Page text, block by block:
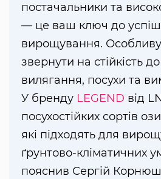
постачальники та
— це ваш ключ до
вирощування. Особливу
звернути на стійкість
вилягання, посухи та
У бренду LEGEND від
посухостійких сортів
які підходять для
ґрунтово-кліматичних
пояснив Сергій